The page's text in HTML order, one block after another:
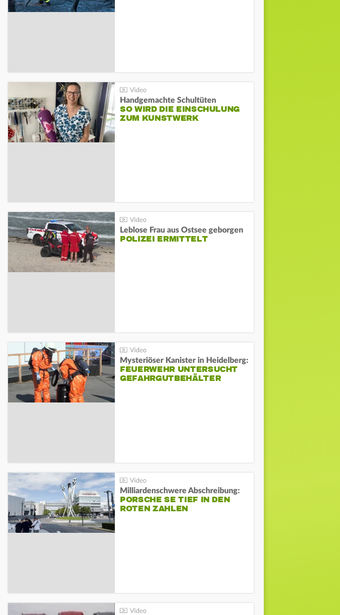
Handgemachte Schultüten
SO WIRD DIE EINSCHULUNG
ZUM KUNSTWERK
Leblose Frau aus Ostsee geborgen
POLIZEI ERMITTELT
Mysteriöser Kanister in Heidelberg:
FEUERWEHR UNTERSUCHT
GEFAHRGUTBEHÄLTER
Milliardenschwere Abschreibung:
PORSCHE SE TIEF IN DEN
ROTEN ZAHLEN